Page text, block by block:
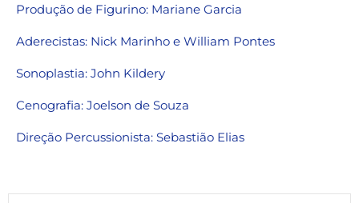
Produção de Figurino: Mariane Garcia
Aderecistas: Nick Marinho e William Pontes
Sonoplastia: John Kildery
Cenografia: Joelson de Souza
Direção Percussionista: Sebastião Elias